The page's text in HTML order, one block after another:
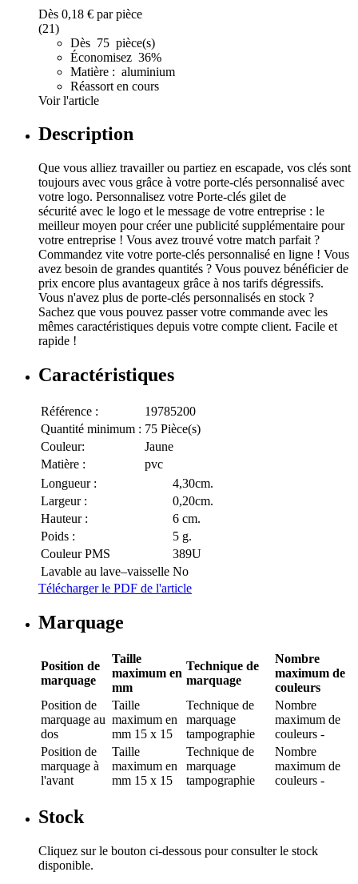
Dès 0,18 € par pièce
(21)
Dès 75 pièce(s)
Économisez 36%
Matière : aluminium
Réassort en cours
Voir l'article
Description
Que vous alliez travailler ou partiez en escapade, vos clés sont
toujours avec vous grâce à votre porte-clés personnalisé avec
votre logo. Personnalisez votre Porte-clés gilet de
sécurité avec le logo et le message de votre entreprise : le
meilleur moyen pour créer une publicité supplémentaire pour
votre entreprise ! Vous avez trouvé votre match parfait ?
Commandez vite votre porte-clés personnalisé en ligne ! Vous
avez besoin de grandes quantités ? Vous pouvez bénéficier de
prix encore plus avantageux grâce à nos tarifs dégressifs.
Vous n'avez plus de porte-clés personnalisés en stock ?
Sachez que vous pouvez passer votre commande avec les
mêmes caractéristiques depuis votre compte client. Facile et
rapide !
Caractéristiques
Référence :
19785200
Quantité minimum : 75 Pièce(s)
Couleur:
Jaune
Matière :
pvc
Longueur :
4,30cm.
Largeur :
0,20cm.
Hauteur :
6 cm.
Poids :
5 g.
Couleur PMS
389U
Lavable au lave–vaisselle No
Télécharger le PDF de l'article
Marquage
Position de
marquage
Taille
maximum en
mm
Technique de
marquage
Nombre
maximum de
couleurs
Position de
marquage au
dos
Taille
maximum en
mm 15 x 15
Technique de
marquage
tampographie
Nombre
maximum de
couleurs -
Position de
marquage à
l'avant
Taille
maximum en
mm 15 x 15
Technique de
marquage
tampographie
Nombre
maximum de
couleurs -
Stock
Cliquez sur le bouton ci-dessous pour consulter le stock
disponible.